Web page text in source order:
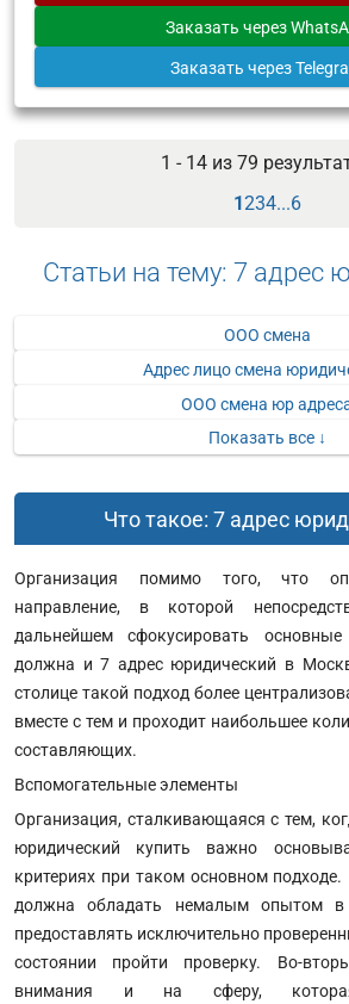
Заказать через
Заказать через
1 - 14 из 79
1234...6
Статьи на тему: 7 адрес
ООО смена
Адрес лицо смена
ООО смена юр
Показать все ↓
Что такое: 7 адрес
Организация помимо того, что
направление, в которой
дальнейшем сфокусировать
должна и 7 адрес юридический в
столице такой подход более
вместе с тем и проходит наибольшее
составляющих.
Вспомогательные элементы
Организация, сталкивающаяся с тем,
юридический купить важно
критериях при таком основном
должна обладать немалым опытом в
предоставлять исключительно
состоянии пройти проверку. Во-
внимания и на сферу, которая